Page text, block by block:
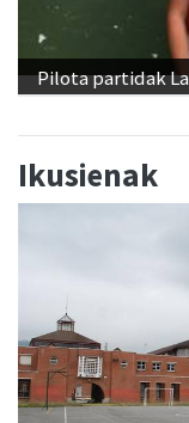
Pilota partidak
Ikusienak